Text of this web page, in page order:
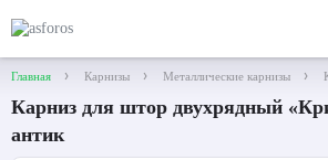
Главная Карнизы Металлические карнизы
Карниз для штор двухрядный
антик